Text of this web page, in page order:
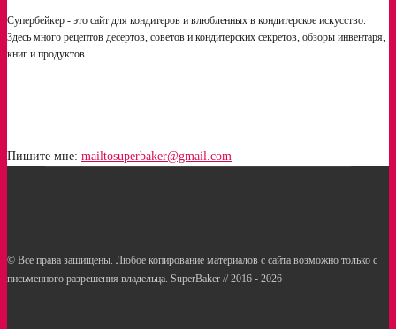
Супербейкер - это сайт для кондитеров и влюбленных в кондитерское искусство.
Здесь много рецептов десертов, советов и кондитерских секретов, обзоры инвентаря,
книг и продуктов
Пишите мне: mailtosuperbaker@gmail.com
© Все права защищены. Любое копирование материалов с сайта возможно только с
письменного разрешения владельца. SuperBaker // 2016 - 2026